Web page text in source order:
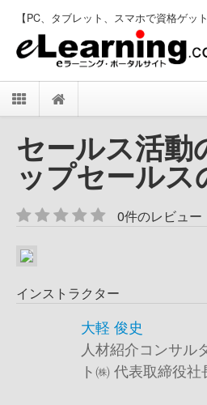
【PC、タブレット、スマホで資格ゲッ
セールス活動
ップセールス
0件のレビュー
インストラクター
大軽 俊史
人材紹介コンサル
ト㈱ 代表取締役社